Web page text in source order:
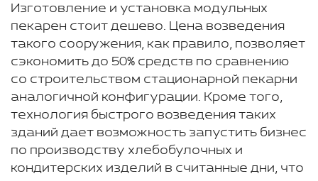
Изготовление и установка модульных
пекарен стоит дешево. Цена возведения
такого сооружения, как правило, позволяет
сэкономить до 50% средств по сравнению
со строительством стационарной пекарни
аналогичной конфигурации. Кроме того,
технология быстрого возведения таких
зданий дает возможность запустить бизнес
по производству хлебобулочных и
кондитерских изделий в считанные дни, что